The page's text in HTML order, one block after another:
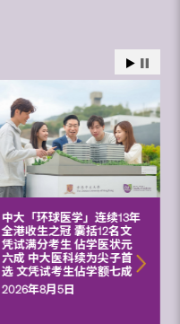
中大「环球医学」连续13年
全港收生之冠 囊括12名文
凭试满分考生 佔学医状元
六成 中大医科续为尖子首
选 文凭试考生佔学额七成
2026年8月5日